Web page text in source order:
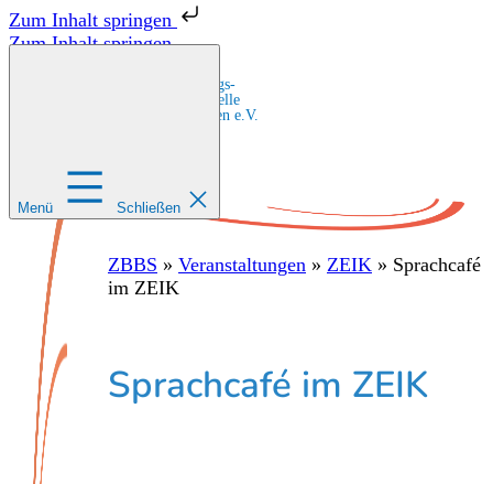
Zum Inhalt springen
Zum Inhalt springen
Zentrale Bildungs-
und Beratungsstelle
für Migrant:innen e.V.
Menü Schließen
ZBBS » Veranstaltungen » ZEIK » Sprachcafé
im ZEIK
Sprachcafé im ZEIK